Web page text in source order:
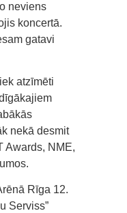
neviens
koncertā.
gatavi
atzīmēti
nekā desmit
Awards, NME,
Rīga 12.
Serviss”